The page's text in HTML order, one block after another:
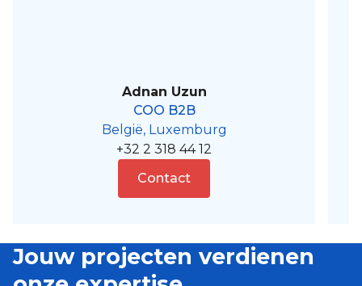
Adnan Uzun
COO B2B
België, Luxemburg
+32 2 318 44 12
Contact
Jouw projecten verdienen